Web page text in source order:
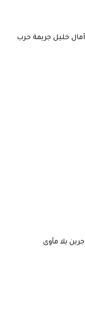
خليل جريمة حرب
بلا مأوى